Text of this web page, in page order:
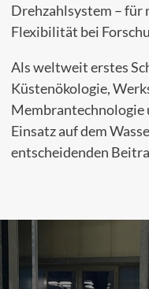
Drehzahlsystem – für
Flexibilität bei
Als weltweit erstes
Küstenökologie,
Membrantechnologie
Einsatz auf dem
entscheidenden